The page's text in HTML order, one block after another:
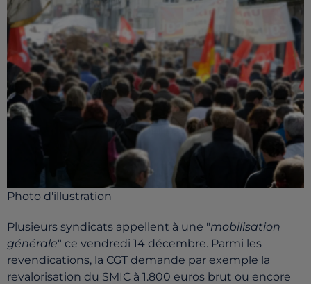
Photo d'illustration
Plusieurs syndicats appellent à une "mobilisation
générale" ce vendredi 14 décembre. Parmi les
revendications, la CGT demande par exemple la
revalorisation du SMIC à 1.800 euros brut ou encore